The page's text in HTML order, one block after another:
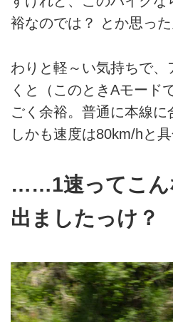
裕なのでは？ とか思った
わりと軽～い気持ちで、
くと（このときAモード
ごく余裕。普通に本線に
しかも速度は80km/hと具
……1速ってこん
出ましたっけ？